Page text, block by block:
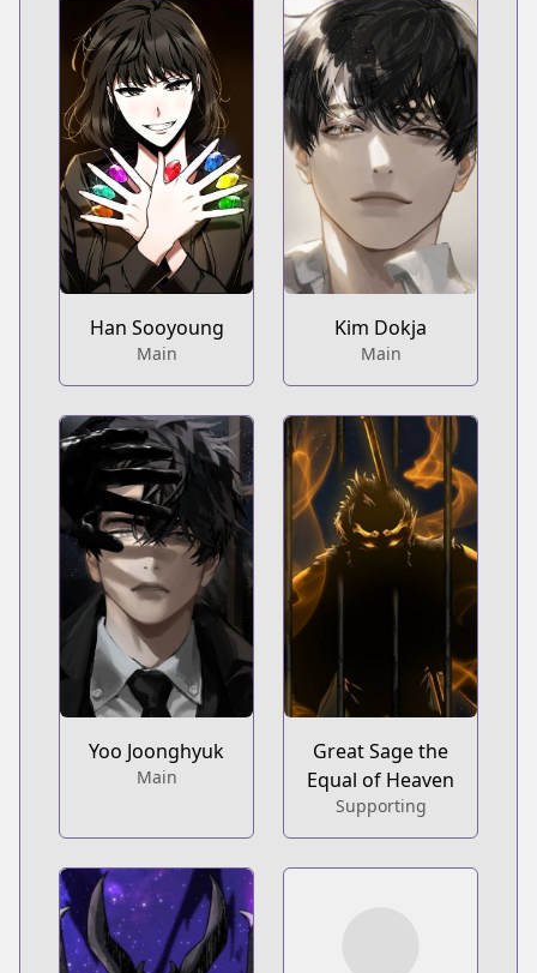
Han Sooyoung
Main
Kim Dokja
Main
Yoo Joonghyuk
Main
Great Sage the
Equal of Heaven
Supporting